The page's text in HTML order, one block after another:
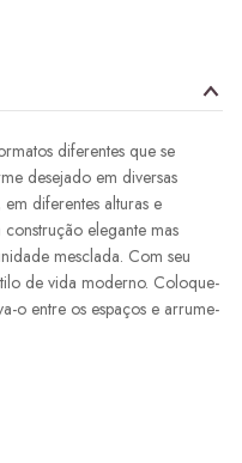
diferentes que se
desejado em diversas
diferentes alturas e
elegante mas
mesclada. Com seu
de vida moderno. Coloque-
o entre os espaços e arrume-